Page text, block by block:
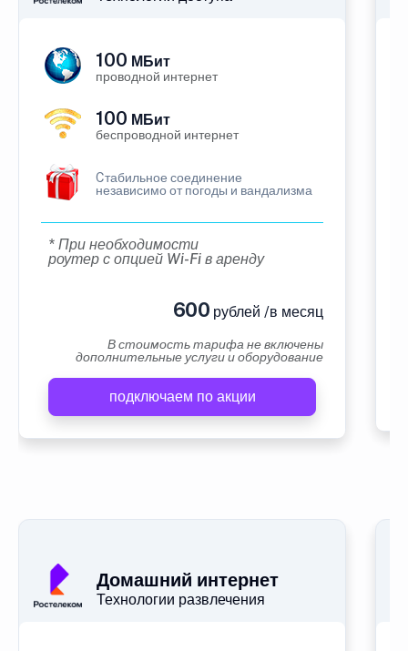
100 МБит
проводной интернет
100 МБит
беспроводной интернет
Cтабильное соединение
независимо от погоды и вандализма
* При необходимости
роутер с опцией Wi-Fi в аренду
600 рублей /в месяц
В стоимость тарифа не включены
дополнительные услуги и оборудование
подключаем по акции
Домашний интернет
Технологии развлечения